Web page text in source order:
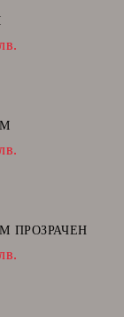
ПРОЗРАЧЕН